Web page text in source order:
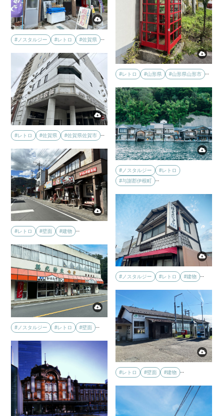
#レトロ #山形県 #山形県山形市 …
#ノスタルジー #レトロ #佐賀県
#レトロ #佐賀県 #佐賀県佐賀市 …
#ノスタルジー
#レトロ
#与謝郡伊根町
#レトロ #壁面 #建物 …
#ノスタルジー #レトロ #建物
#ノスタルジー #レトロ #壁面
#レトロ #壁面 #建物 …